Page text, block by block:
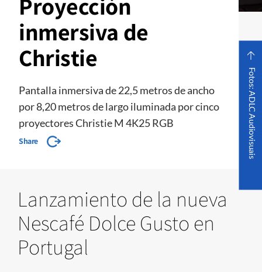
inmersiva de
Christie
Pantalla inmersiva de 22,5 metros de ancho
por 8,20 metros de largo iluminada por cinco
proyectores Christie M 4K25 RGB
Share Fotos: ADLC Audiovisuais
Lanzamiento de la nueva
Nescafé Dolce Gusto en
Portugal